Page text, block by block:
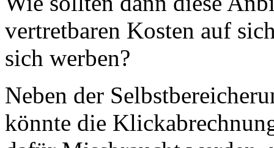
vertretbaren Kosten auf
sich werben?
Neben der
könnte die